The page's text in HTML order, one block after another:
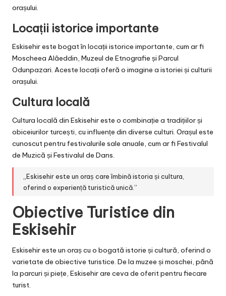
orașului.
Locații istorice importante
Eskisehir este bogat în locații istorice importante, cum ar fi
Moscheea Alâeddin, Muzeul de Etnografie și Parcul
Odunpazari. Aceste locații oferă o imagine a istoriei și culturii
orașului.
Cultura locală
Cultura locală din Eskisehir este o combinație a tradițiilor și
obiceiurilor turcești, cu influențe din diverse culturi. Orașul este
cunoscut pentru festivalurile sale anuale, cum ar fi Festivalul
de Muzică și Festivalul de Dans.
„Eskisehir este un oraș care îmbină istoria și cultura,
oferind o experiență turistică unică.”
Obiective Turistice din
Eskisehir
Eskisehir este un oraș cu o bogată istorie și cultură, oferind o
varietate de obiective turistice. De la muzee și moschei, până
la parcuri și piețe, Eskisehir are ceva de oferit pentru fiecare
turist.